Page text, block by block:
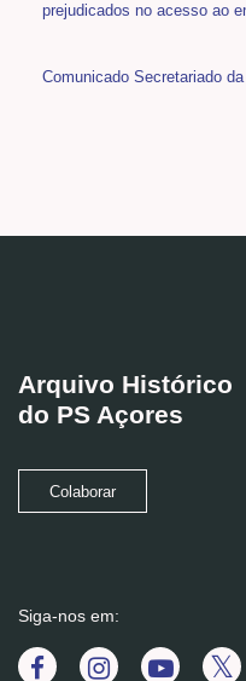
prejudicados no acesso ao
Comunicado Secretariado
Arquivo Histórico
do PS Açores
Colaborar
Siga-nos em: